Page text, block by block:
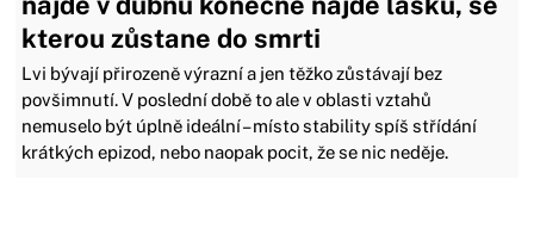
kterou zůstane do smrti
Lvi bývají přirozeně výrazní a jen těžko zůstávají bez
povšimnutí. V poslední době to ale v oblasti vztahů
nemuselo být úplně ideální – místo stability spíš střídání
krátkých epizod, nebo naopak pocit, že se nic neděje.